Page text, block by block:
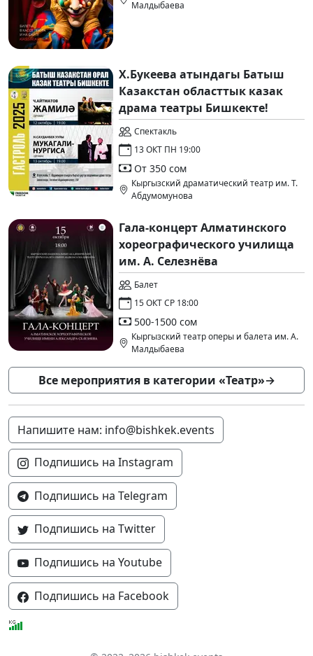
Малдыбаева
Х.Букеева атындагы Батыш
Казакстан областтык казак
драма театры Бишкекте!
Спектакль
13 ОКТ ПН 19:00
От 350 сом
Кыргызский драматический театр им. Т.
Абдумомунова
Гала-концерт Алматинского
хореографического училища
им. А. Селезнёва
Балет
15 ОКТ СР 18:00
500-1500 сом
Кыргызский театр оперы и балета им. А.
Малдыбаева
Все мероприятия в категории «Театр»→
Напишите нам: info@bishkek.events
Подпишись на Instagram
Подпишись на Telegram
Подпишись на Twitter
Подпишись на Youtube
Подпишись на Facebook